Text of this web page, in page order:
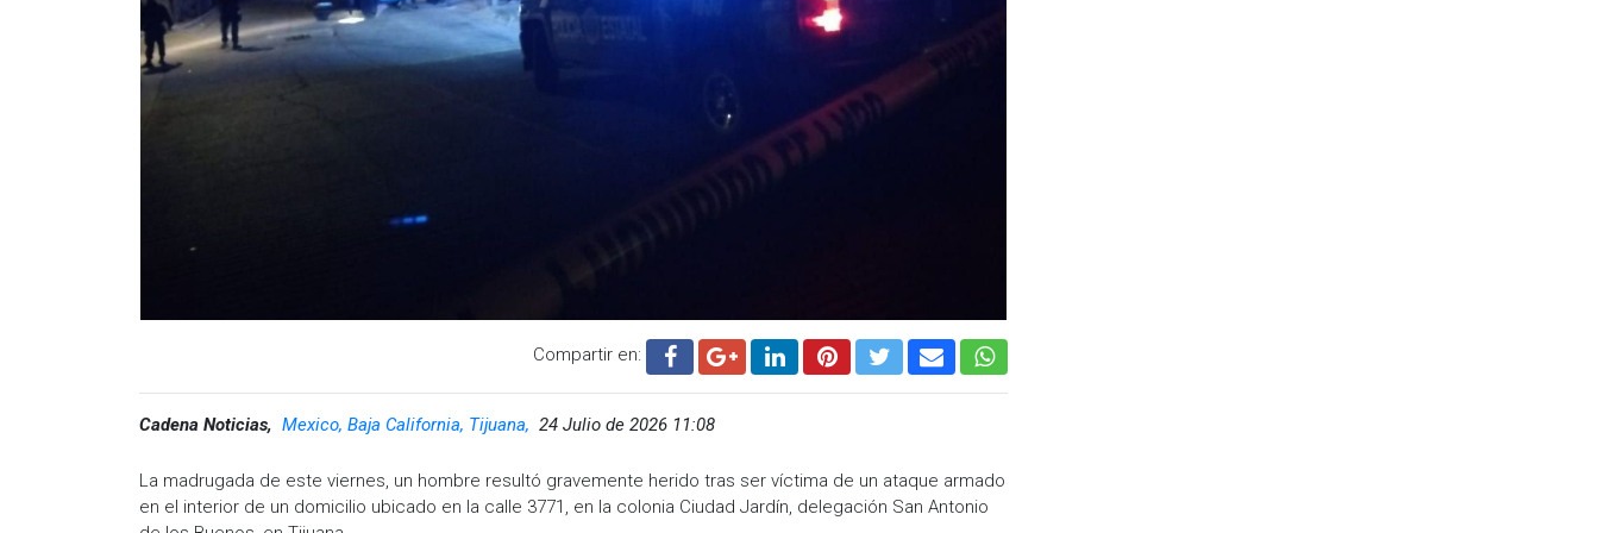
Compartir en:
Cadena Noticias, Mexico, Baja California, Tijuana, 24 Julio de 2026 11:08
La madrugada de este viernes, un hombre resultó gravemente herido tras ser víctima de un ataque armado
en el interior de un domicilio ubicado en la calle 3771, en la colonia Ciudad Jardín, delegación San Antonio